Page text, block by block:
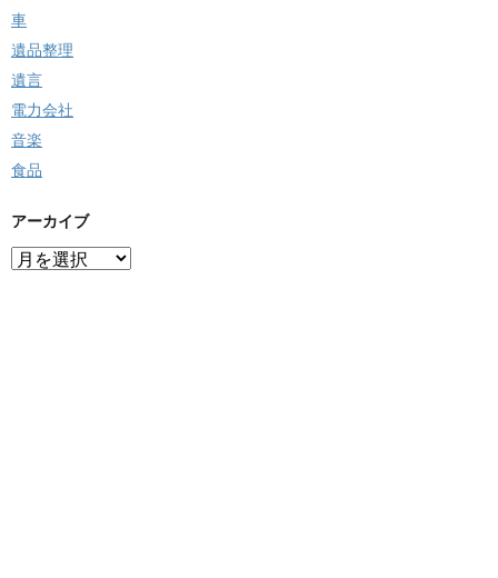
車
遺品整理
遺言
電力会社
音楽
食品
アーカイブ
ア